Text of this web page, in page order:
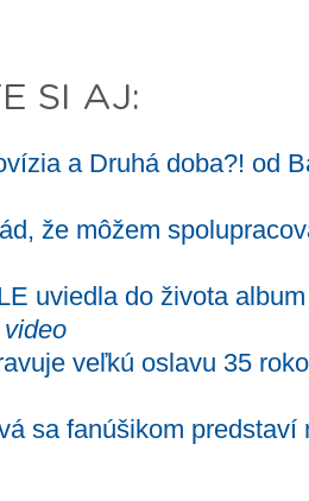
SI AJ:
a Druhá doba?! od
že môžem
uviedla do života
video
veľkú oslavu 35
sa fanúšikom predstaví